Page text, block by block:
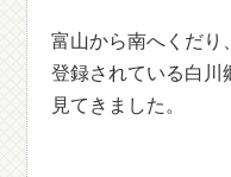
富山から南へくだり
登録されている白川
見てきました。